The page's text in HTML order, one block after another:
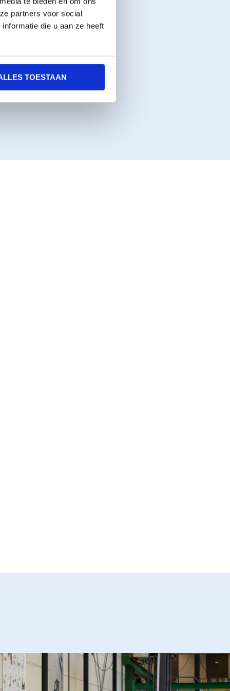
partners voor social
die u aan ze heeft
TOESTAAN